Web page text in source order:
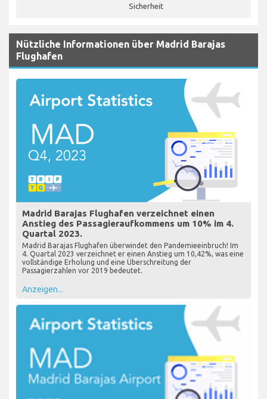
Sicherheit
Nützliche Informationen über Madrid Barajas
Flughafen
Madrid Barajas Flughafen verzeichnet einen
Anstieg des Passagieraufkommens um 10% im 4.
Quartal 2023.
Madrid Barajas Flughafen überwindet den Pandemieeinbruch! Im
4. Quartal 2023 verzeichnet er einen Anstieg um 10,42%, was eine
vollständige Erholung und eine Überschreitung der
Passagierzahlen vor 2019 bedeutet.
Anzeigen...